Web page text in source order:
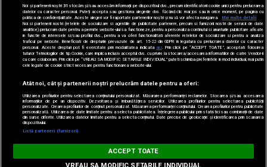
Digi FM
digifm.ro
DESCARCĂ
Urmărește-ne și pe
Noi și partenerii noștri31 stocăm și/sau accesăm informații pe dispozitivul dvs., precum identificatorii cookie unici pentru prelucrarea
datelor cu caracter personal. Puteți accepta sau gestiona alegerile dvs. făcând clic mai jos sau în orice moment, pe pagina cu
politica de confidențialitate. Aceste alegeri vor fi raportate partenerilor noștri și nu vă vor afecta navigarea.
Mai multe detalii
Noi si partenerii nostri (retelele de socializare si agentiile de publicitate partenere, precum si furnizorii nostri de servicii de date
analitice) prelucram date pentru a permite website-ului sa functioneze, pentru a personaliza continutul si anunturile publicitare afisate
in functie de interesele si/sau profilul dvs., pentru a va oferi functionalitati aferente retelelor de socializare si pentru a analiza
traficul pe website. Beneficiati de drepturile prevazute de art. 15-22 din GDPR in legatura cu prelucrarea datelor cu caracter
personal. Aceste drepturi pot fi exercitate prin modalitatea indicata aici. Prin click pe “ACCEPT TOATE”, acceptati folosirea
tuturor Tehnologiilor de tip Cookie, care implica inclusiv acceptul dvs. cu privire la stocarea/accesarea informatiilor de catre Vendor-ii
cu care colaboram. Prin click pe “VREAU SA MODIFIC SETARILE INDIVIDUAL” puteti schimba preferintele in mod individual, mai putin
cele legate de cookie strict necesare pentru functionarea website-ului.
Atât noi, cât și partenerii noștri prelucrăm datele pentru a oferi:
Utilizarea profilurilor pentru selectarea conținutului personalizat. Măsurarea performanței reclamelor. Stocarea și/sau accesarea
informațiilor de pe un dispozitiv. Dezvoltarea și îmbunătățirea serviciilor. Utilizarea profilurilor pentru selectarea publicității
personalizate. Crearea profilurilor de conținut personalizat. Măsurarea performanței conținutului. Crearea profilurilor pentru publicitate
personalizată. Utilizarea de date limitate pentru a selecta publicitatea. Înțelegerea publicului prin statistici sau combinații de date
din surse diferite. Utilizarea datelor limitate pentru a selecta conținutul. Date precise de geolocație și identificarea prin scanarea
dispozitivului.
Listă parteneri (furnizori)
ACCEPT TOATE